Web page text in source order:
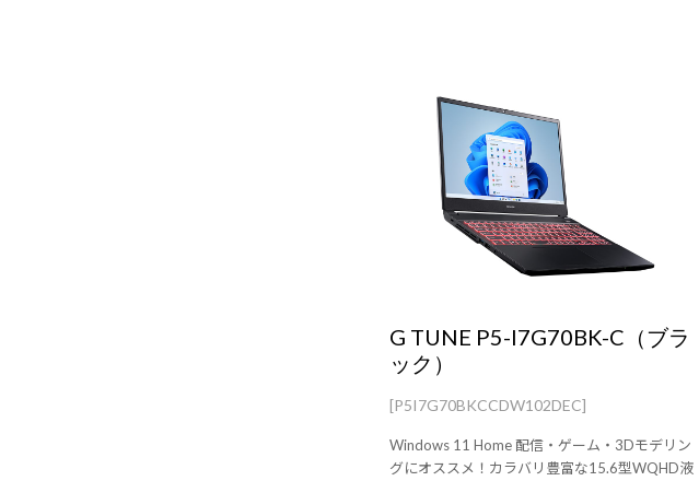
G TUNE P5-I7G70BK-C（ブラ
ック）
[P5I7G70BKCCDW102DEC]
Windows 11 Home 配信・ゲーム・3Dモデリン
グにオススメ！カラバリ豊富な15.6型WQHD液